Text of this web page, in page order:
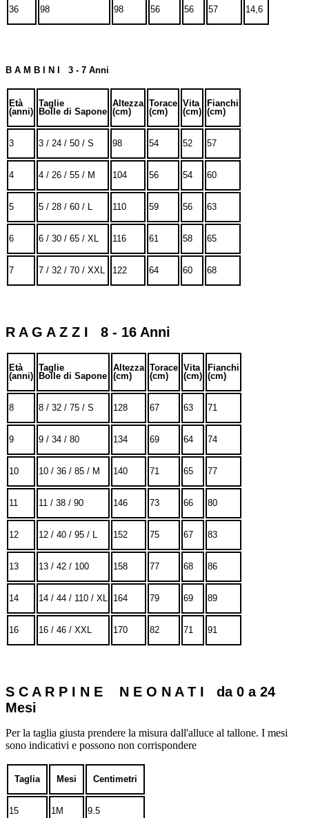
36 98 98 56 56 57 14,6
B A M B I N I 3 - 7 Anni
Età
(anni)
Taglie
Bolle di Sapone
Altezza
(cm)
Torace
(cm)
Vita
(cm)
Fianchi
(cm)
3 3 / 24 / 50 / S 98 54 52 57
4 4 / 26 / 55 / M 104 56 54 60
5 5 / 28 / 60 / L 110 59 56 63
6 6 / 30 / 65 / XL 116 61 58 65
7 7 / 32 / 70 / XXL 122 64 60 68
R A G A Z Z I 8 - 16 Anni
Età
(anni)
Taglie
Bolle di Sapone
Altezza
(cm)
Torace
(cm)
Vita
(cm)
Fianchi
(cm)
8 8 / 32 / 75 / S 128 67 63 71
9 9 / 34 / 80 134 69 64 74
10 10 / 36 / 85 / M 140 71 65 77
11 11 / 38 / 90 146 73 66 80
12 12 / 40 / 95 / L 152 75 67 83
13 13 / 42 / 100 158 77 68 86
14 14 / 44 / 110 / XL 164 79 69 89
16 16 / 46 / XXL 170 82 71 91
S C A R P I N E N E O N A T I da 0 a 24
Mesi
Per la taglia giusta prendere la misura dall'alluce al tallone. I mesi
sono indicativi e possono non corrispondere
Taglia Mesi Centimetri
15 1M 9.5